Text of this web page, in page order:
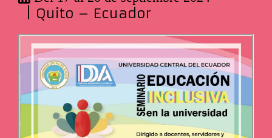
| Quito – Ecuador